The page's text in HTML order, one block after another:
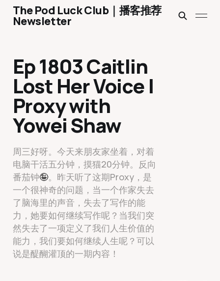
The Pod Luck Club｜播客推荐
Newsletter
Ep 1803 Caitlin
Lost Her Voice |
Proxy with
Yowei Shaw
周三好呀。今天来朋友家坐着，对着
电脑干活五分钟，摸猫20分钟。反向
番茄钟🤪。昨天听了这期Proxy，是
一个很神奇的问题，当一个作家失去
了脑海里的声音，失去了写作的能
力，她要如何继续写作呢？当我们突
然失去了一项定义了我们人生价值的
能力，我们要如何继续人生呢？可以
说是醍醐灌顶的一期内容！